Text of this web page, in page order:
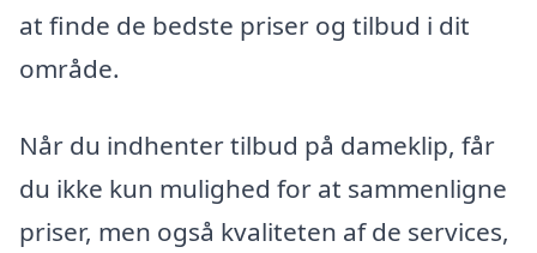
at finde de bedste priser og tilbud i dit
område.
Når du indhenter tilbud på dameklip, får
du ikke kun mulighed for at sammenligne
priser, men også kvaliteten af de services,